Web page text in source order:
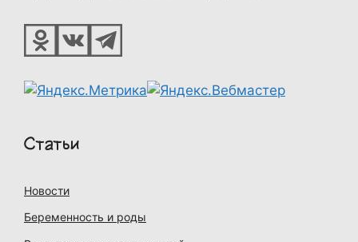
Статьи
Новости
Беременность и роды